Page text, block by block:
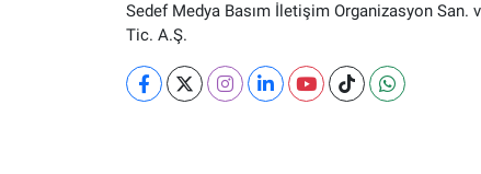
Sedef Medya Basım İletişim Organizasyon San.
Tic. A.Ş.